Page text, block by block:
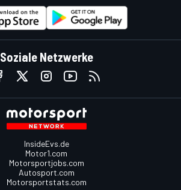
Soziale Netzwerke
InsideEvs.de
Motor1.com
Motorsportjobs.com
Autosport.com
Motorsportstats.com